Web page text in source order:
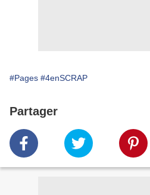
#Pages #4enSCRAP
Partager